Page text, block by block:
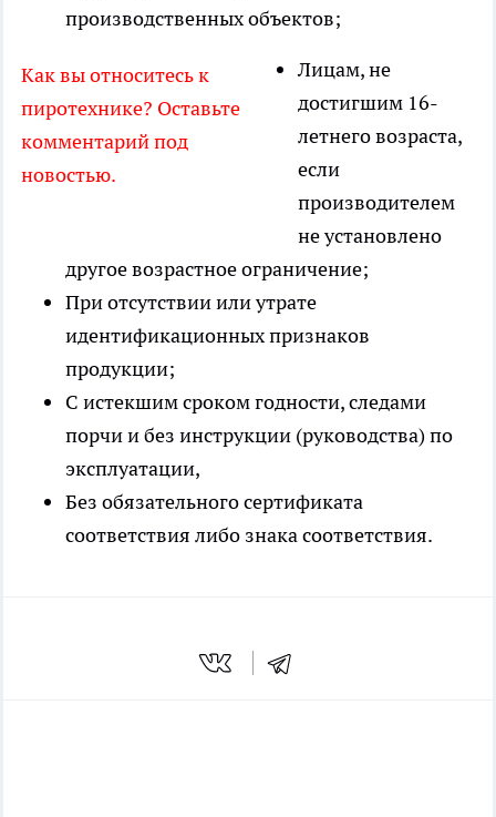
производственных объектов;
Как вы относитесь к
пиротехнике? Оставьте
комментарий под
новостью.
Лицам, не
достигшим 16-
летнего возраста,
если
производителем
не установлено
другое возрастное ограничение;
При отсутствии или утрате
идентификационных признаков
продукции;
С истекшим сроком годности, следами
порчи и без инструкции (руководства) по
эксплуатации,
Без обязательного сертификата
соответствия либо знака соответствия.